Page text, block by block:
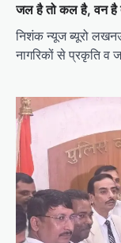
जल है तो कल है, वन है
निशंक न्यूज ब्यूरो
नागरिकों से प्रकृति व